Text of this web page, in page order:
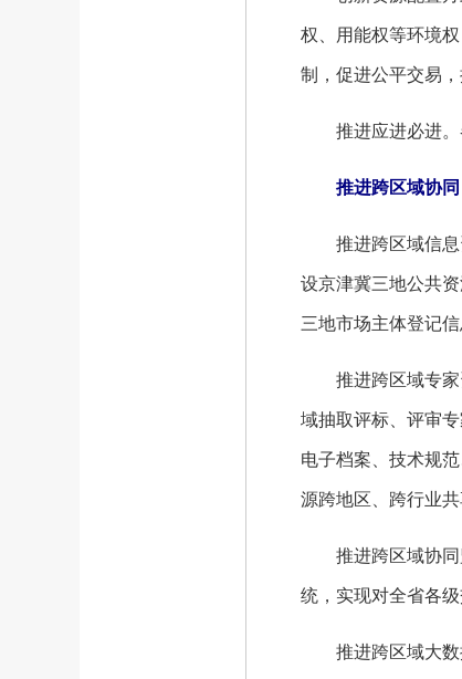
权、用能权等环境
制，促进公平交易
推进应进必进。各
推进跨区域协
推进跨区域信息资
设京津冀三地公共
三地市场主体登记
推进跨区域专家
域抽取评标、评审
电子档案、技术规
源跨地区、跨行业共
推进跨区域协同
统，实现对全省各
推进跨区域大数